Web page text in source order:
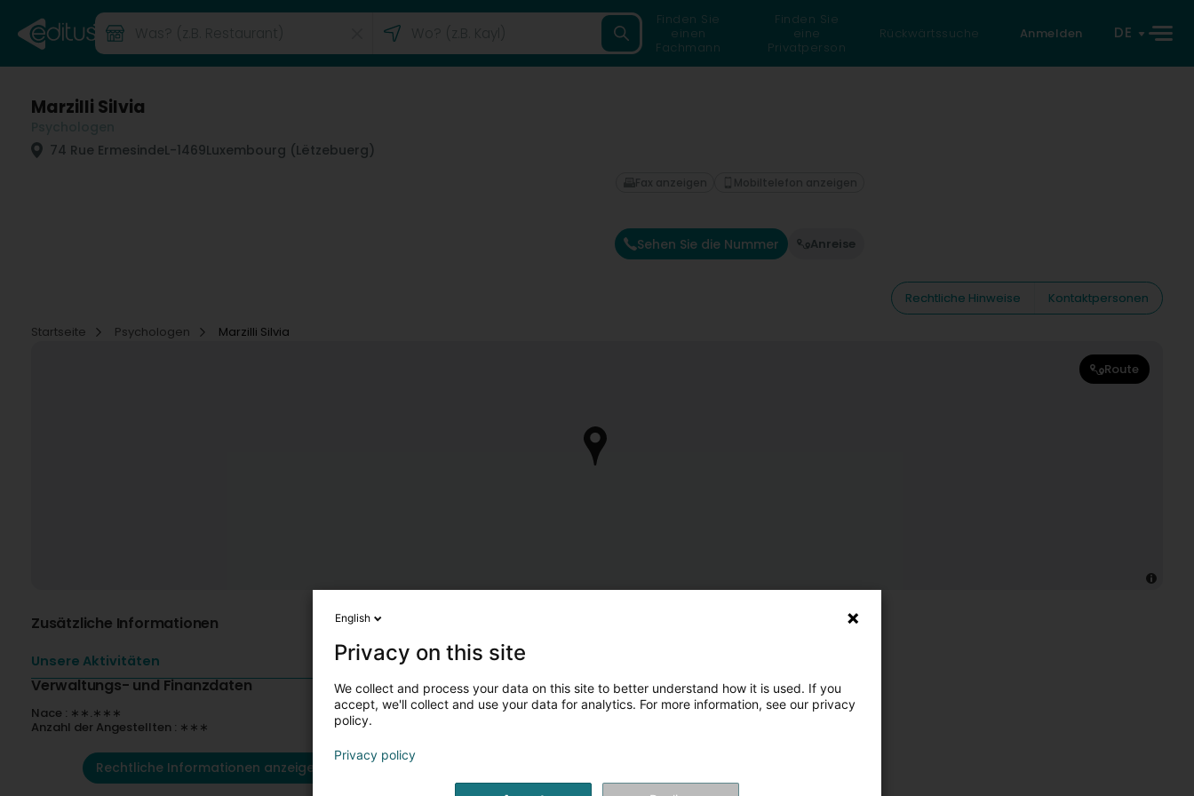
Finden Sie
einen
Fachmann
Finden Sie
eine
Privatperson
Rückwärtssuche Anmelden DE
Marzilli Silvia
74 Rue ErmesindeL-1469Luxembourg (Lëtzebuerg)
Sehen Sie die Nummer Anreise
Fax anzeigen Mobiltelefon anzeigen
Rechtliche Hinweise
Kontaktpersonen
Startseite
Psychologen Marzilli Silvia
Route
Zusätzliche Informationen
Unsere Aktivitäten
Verwaltungs- und Finanzdaten
Nace : ∗∗.∗∗∗
Anzahl der Angestellten : ∗∗∗
Rechtliche Informationen anzeigen
English
Privacy on this site
We collect and process your data on this site to better understand how it is used. If you
accept, we'll collect and use your data for analytics. For more information, see our privacy
policy.
Privacy policy